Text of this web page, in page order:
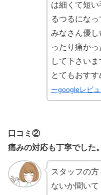
は細くて短
るつるになっ
みなさん優し
ったり痛か
して下さいま
とてもおすす
ーgoogleレビ
口コミ②
痛みの対応も丁寧でした。
スタッフの
ないか聞い